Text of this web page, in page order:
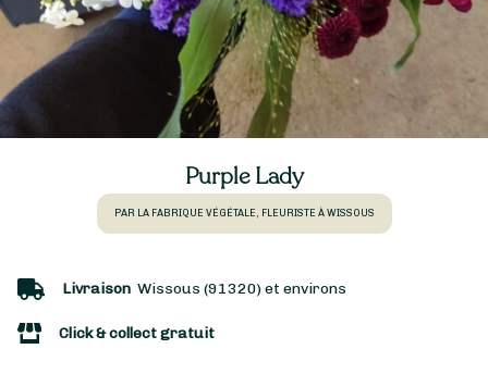
Purple Lady
PAR LA FABRIQUE VÉGÉTALE, FLEURISTE À WISSOUS
Livraison Wissous (91320) et environs
Click & collect gratuit